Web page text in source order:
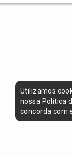
Utilizamos
nossa Política
concorda com